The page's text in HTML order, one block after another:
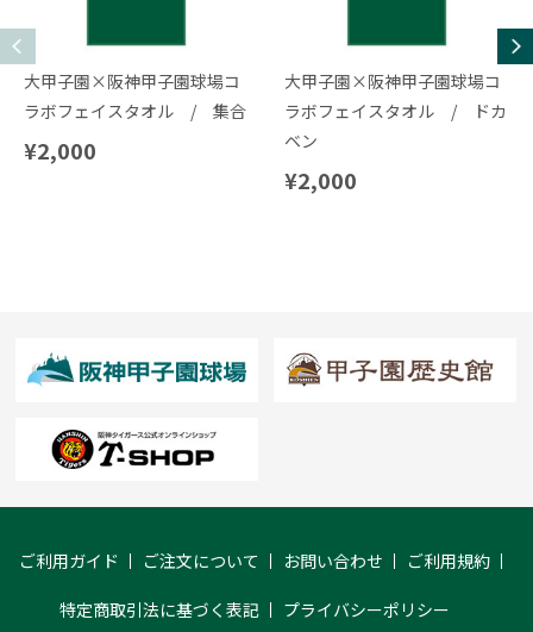
大甲子園×阪神甲子園球場コ
ラボフェイスタオル / 集合
¥2,000
大甲子園×阪神甲子園球場コ
ラボフェイスタオル / ドカ
ベン
¥2,000
ご利用ガイド ご注文について お問い合わせ ご利用規約
特定商取引法に基づく表記 プライバシーポリシー